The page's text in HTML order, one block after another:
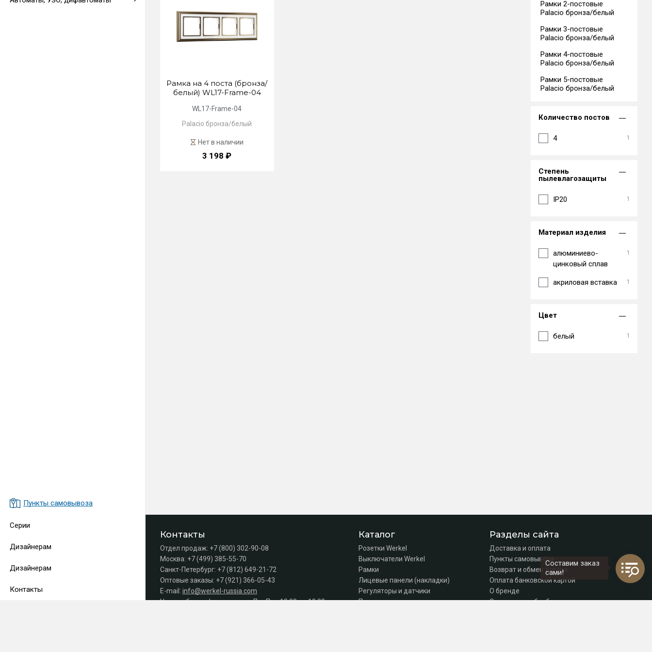
Пункты самовывоза
Серии
Дизайнерам
Дизайнерам
Контакты
Рамка на 4 поста (бронза/
белый) WL17-Frame-04
WL17-Frame-04
Palacio бронза/белый
Нет в наличии
3 198 ₽
Рамки 2-постовые
Palacio бронза/белый
Рамки 3-постовые
Palacio бронза/белый
Рамки 4-постовые
Palacio бронза/белый
Рамки 5-постовые
Palacio бронза/белый
Количество постов
4 1
Степень
пылевлагозащиты
IP20 1
Материал изделия
алюминиево-
цинковый сплав
1
акриловая вставка 1
Цвет
белый 1
Контакты
Отдел продаж: +7 (800) 302-90-08
Москва: +7 (499) 385-55-70
Санкт-Петербург: +7 (812) 649-21-72
Оптовые заказы: +7 (921) 366-05-43
E-mail: info@werkel-russia.com
Часы работы офиса продаж: Пн–Пт с 10:00 до 18:00
Каталог
Розетки Werkel
Выключатели Werkel
Рамки
Лицевые панели (накладки)
Регуляторы и датчики
Подсветка лестниц
Разделы сайта
Доставка и оплата
Пункты самовывоза
Возврат и обмен товара
Оплата банковской картой
О бренде
Согласие на обработку персональных данных
Составим заказ
сами!